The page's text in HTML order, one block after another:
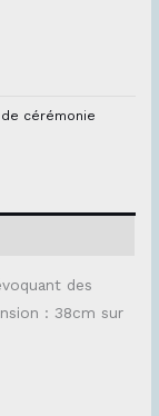
de cérémonie
des
: 38cm sur